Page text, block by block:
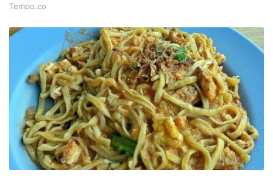
Tempo.co